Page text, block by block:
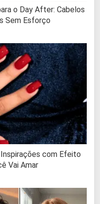
o Day After: Cabelos
Sem Esforço
com Efeito
Vai Amar